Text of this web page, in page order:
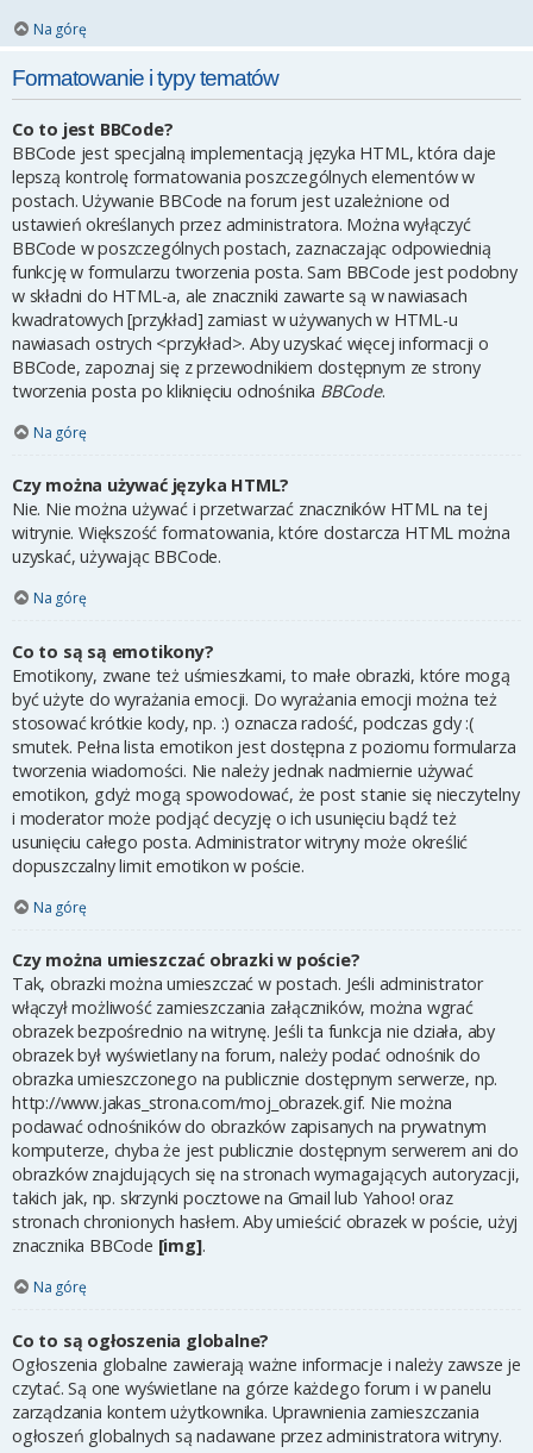
Na górę
Formatowanie i typy tematów
Co to jest BBCode?
BBCode jest specjalną implementacją języka HTML, która daje
lepszą kontrolę formatowania poszczególnych elementów w
postach. Używanie BBCode na forum jest uzależnione od
ustawień określanych przez administratora. Można wyłączyć
BBCode w poszczególnych postach, zaznaczając odpowiednią
funkcję w formularzu tworzenia posta. Sam BBCode jest podobny
w składni do HTML-a, ale znaczniki zawarte są w nawiasach
kwadratowych [przykład] zamiast w używanych w HTML-u
nawiasach ostrych <przykład>. Aby uzyskać więcej informacji o
BBCode, zapoznaj się z przewodnikiem dostępnym ze strony
tworzenia posta po kliknięciu odnośnika BBCode.
Na górę
Czy można używać języka HTML?
Nie. Nie można używać i przetwarzać znaczników HTML na tej
witrynie. Większość formatowania, które dostarcza HTML można
uzyskać, używając BBCode.
Na górę
Co to są są emotikony?
Emotikony, zwane też uśmieszkami, to małe obrazki, które mogą
być użyte do wyrażania emocji. Do wyrażania emocji można też
stosować krótkie kody, np. :) oznacza radość, podczas gdy :(
smutek. Pełna lista emotikon jest dostępna z poziomu formularza
tworzenia wiadomości. Nie należy jednak nadmiernie używać
emotikon, gdyż mogą spowodować, że post stanie się nieczytelny
i moderator może podjąć decyzję o ich usunięciu bądź też
usunięciu całego posta. Administrator witryny może określić
dopuszczalny limit emotikon w poście.
Na górę
Czy można umieszczać obrazki w poście?
Tak, obrazki można umieszczać w postach. Jeśli administrator
włączył możliwość zamieszczania załączników, można wgrać
obrazek bezpośrednio na witrynę. Jeśli ta funkcja nie działa, aby
obrazek był wyświetlany na forum, należy podać odnośnik do
obrazka umieszczonego na publicznie dostępnym serwerze, np.
http://www.jakas_strona.com/moj_obrazek.gif. Nie można
podawać odnośników do obrazków zapisanych na prywatnym
komputerze, chyba że jest publicznie dostępnym serwerem ani do
obrazków znajdujących się na stronach wymagających autoryzacji,
takich jak, np. skrzynki pocztowe na Gmail lub Yahoo! oraz
stronach chronionych hasłem. Aby umieścić obrazek w poście, użyj
znacznika BBCode [img].
Na górę
Co to są ogłoszenia globalne?
Ogłoszenia globalne zawierają ważne informacje i należy zawsze je
czytać. Są one wyświetlane na górze każdego forum i w panelu
zarządzania kontem użytkownika. Uprawnienia zamieszczania
ogłoszeń globalnych są nadawane przez administratora witryny.